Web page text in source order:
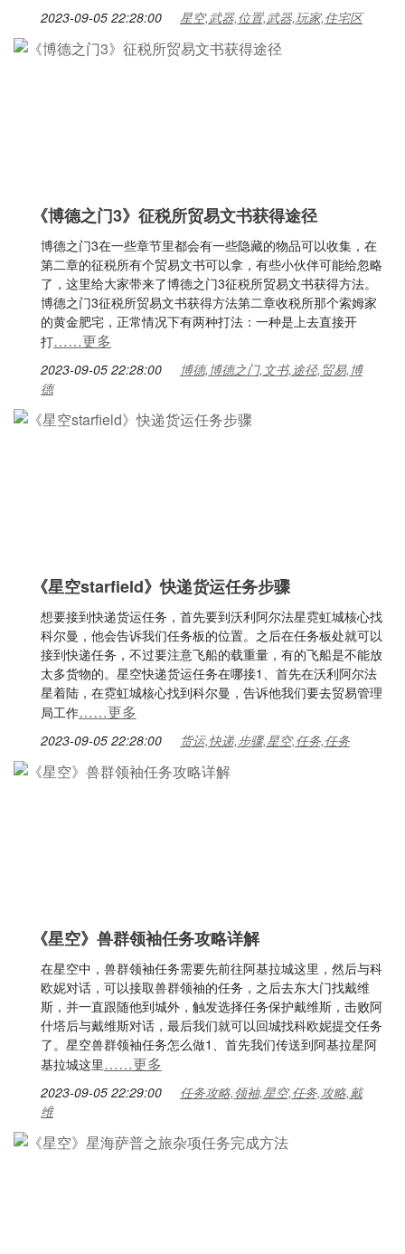
2023-09-05 22:28:00 星空,武器,位置,武器,玩家,住宅区
《博德之门3》征税所贸易文书获得途径
博德之门3在一些章节里都会有一些隐藏的物品可以收集，在
第二章的征税所有个贸易文书可以拿，有些小伙伴可能给忽略
了，这里给大家带来了博德之门3征税所贸易文书获得方法。
博德之门3征税所贸易文书获得方法第二章收税所那个索姆家
的黄金肥宅，正常情况下有两种打法：一种是上去直接开
打……更多
2023-09-05 22:28:00
博德,博德之门,文书,途径,贸易,博
德
《星空starfield》快递货运任务步骤
想要接到快递货运任务，首先要到沃利阿尔法星霓虹城核心找
科尔曼，他会告诉我们任务板的位置。之后在任务板处就可以
接到快递任务，不过要注意飞船的载重量，有的飞船是不能放
太多货物的。星空快递货运任务在哪接1、首先在沃利阿尔法
星着陆，在霓虹城核心找到科尔曼，告诉他我们要去贸易管理
局工作……更多
2023-09-05 22:28:00 货运,快递,步骤,星空,任务,任务
《星空》兽群领袖任务攻略详解
在星空中，兽群领袖任务需要先前往阿基拉城这里，然后与科
欧妮对话，可以接取兽群领袖的任务，之后去东大门找戴维
斯，并一直跟随他到城外，触发选择任务保护戴维斯，击败阿
什塔后与戴维斯对话，最后我们就可以回城找科欧妮提交任务
了。星空兽群领袖任务怎么做1、首先我们传送到阿基拉星阿
基拉城这里……更多
2023-09-05 22:29:00
任务攻略,领袖,星空,任务,攻略,戴
维